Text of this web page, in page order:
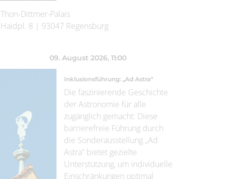
Thon-Dittmer-Palais
Haidpl. 8 | 93047 Regensburg
09. August 2026, 11:00
Inklusionsführung: „Ad Astra“
Die faszinierende Geschichte
der Astronomie für alle
zugänglich gemacht: Diese
barrierefreie Führung durch
die Sonderausstellung „Ad
Astra“ bietet gezielte
Unterstützung, um individuelle
Einschränkungen optimal